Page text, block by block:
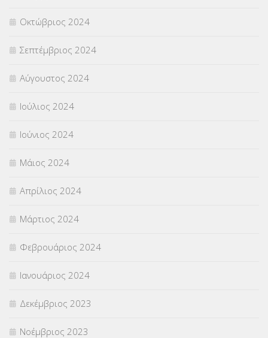
Οκτώβριος 2024
Σεπτέμβριος 2024
Αύγουστος 2024
Ιούλιος 2024
Ιούνιος 2024
Μάιος 2024
Απρίλιος 2024
Μάρτιος 2024
Φεβρουάριος 2024
Ιανουάριος 2024
Δεκέμβριος 2023
Νοέμβριος 2023